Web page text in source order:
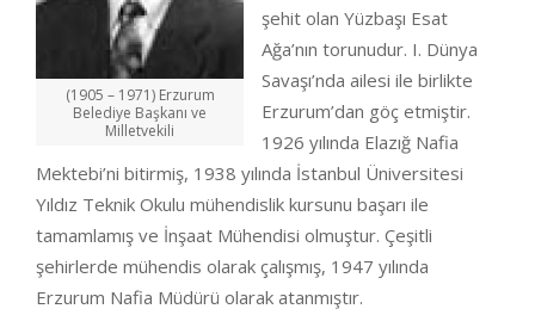
(1905 – 1971) Erzurum
Belediye Başkanı ve
Milletvekili
şehit olan Yüzbaşı Esat
Ağa’nın torunudur. I. Dünya
Savaşı’nda ailesi ile birlikte
Erzurum’dan göç etmiştir.
1926 yılında Elazığ Nafia
Mektebi’ni bitirmiş, 1938 yılında İstanbul Üniversitesi
Yıldız Teknik Okulu mühendislik kursunu başarı ile
tamamlamış ve İnşaat Mühendisi olmuştur. Çeşitli
şehirlerde mühendis olarak çalışmış, 1947 yılında
Erzurum Nafia Müdürü olarak atanmıştır.